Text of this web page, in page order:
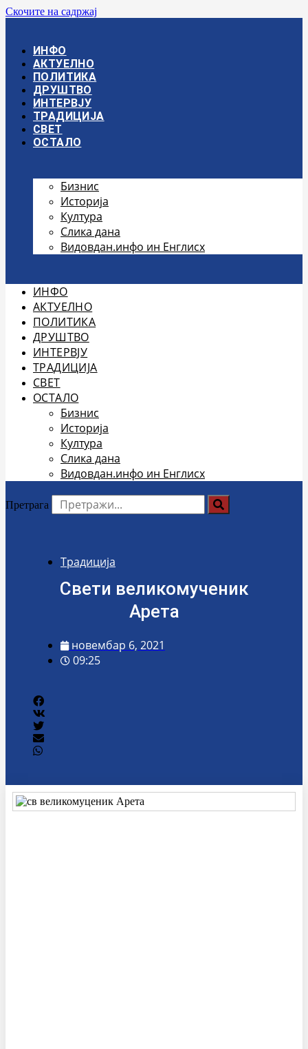
Скочите на садржај
ИНФО
АКТУЕЛНО
ПОЛИТИКА
ДРУШТВО
ИНТЕРВЈУ
ТРАДИЦИЈА
СВЕТ
ОСТАЛО
Бизнис
Историја
Култура
Слика дана
Видовдан.инфо ин Енглисх
ИНФО
АКТУЕЛНО
ПОЛИТИКА
ДРУШТВО
ИНТЕРВЈУ
ТРАДИЦИЈА
СВЕТ
ОСТАЛО
Бизнис
Историја
Култура
Слика дана
Видовдан.инфо ин Енглисх
Претрага
Традиција
Свети великомученик
Арета
новембар 6, 2021
09:25